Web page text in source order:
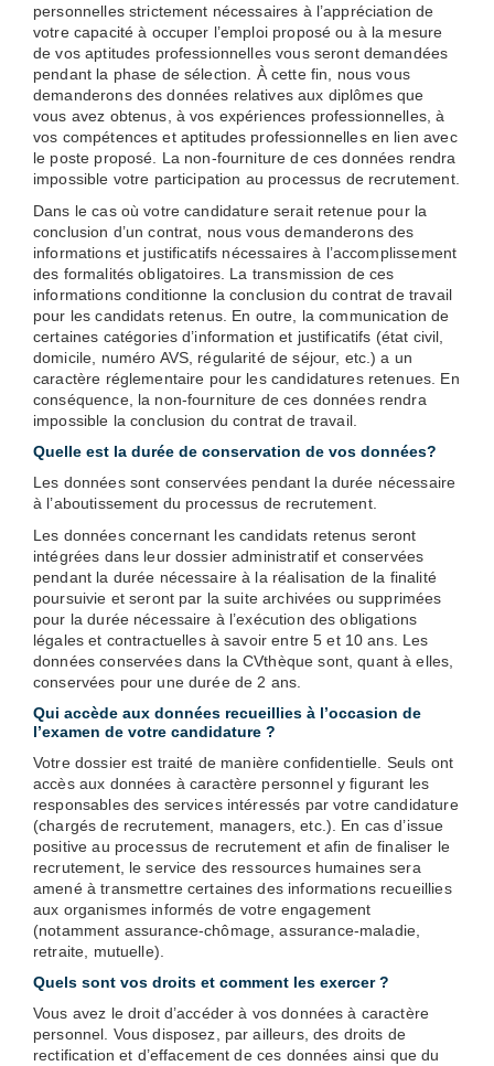
personnelles strictement nécessaires à l’appréciation de
votre capacité à occuper l’emploi proposé ou à la mesure
de vos aptitudes professionnelles vous seront demandées
pendant la phase de sélection. À cette fin, nous vous
demanderons des données relatives aux diplômes que
vous avez obtenus, à vos expériences professionnelles, à
vos compétences et aptitudes professionnelles en lien avec
le poste proposé. La non-fourniture de ces données rendra
impossible votre participation au processus de recrutement.
Dans le cas où votre candidature serait retenue pour la
conclusion d’un contrat, nous vous demanderons des
informations et justificatifs nécessaires à l’accomplissement
des formalités obligatoires. La transmission de ces
informations conditionne la conclusion du contrat de travail
pour les candidats retenus. En outre, la communication de
certaines catégories d’information et justificatifs (état civil,
domicile, numéro AVS, régularité de séjour, etc.) a un
caractère réglementaire pour les candidatures retenues. En
conséquence, la non-fourniture de ces données rendra
impossible la conclusion du contrat de travail.
Quelle est la durée de conservation de vos données?
Les données sont conservées pendant la durée nécessaire
à l’aboutissement du processus de recrutement.
Les données concernant les candidats retenus seront
intégrées dans leur dossier administratif et conservées
pendant la durée nécessaire à la réalisation de la finalité
poursuivie et seront par la suite archivées ou supprimées
pour la durée nécessaire à l’exécution des obligations
légales et contractuelles à savoir entre 5 et 10 ans. Les
données conservées dans la CVthèque sont, quant à elles,
conservées pour une durée de 2 ans.
Qui accède aux données recueillies à l’occasion de
l’examen de votre candidature ?
Votre dossier est traité de manière confidentielle. Seuls ont
accès aux données à caractère personnel y figurant les
responsables des services intéressés par votre candidature
(chargés de recrutement, managers, etc.). En cas d’issue
positive au processus de recrutement et afin de finaliser le
recrutement, le service des ressources humaines sera
amené à transmettre certaines des informations recueillies
aux organismes informés de votre engagement
(notamment assurance-chômage, assurance-maladie,
retraite, mutuelle).
Quels sont vos droits et comment les exercer ?
Vous avez le droit d’accéder à vos données à caractère
personnel. Vous disposez, par ailleurs, des droits de
rectification et d’effacement de ces données ainsi que du